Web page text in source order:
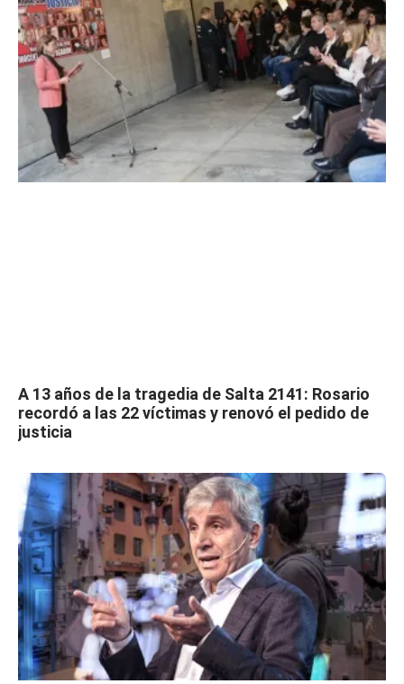
A 13 años de la tragedia de Salta 2141: Rosario
recordó a las 22 víctimas y renovó el pedido de
justicia